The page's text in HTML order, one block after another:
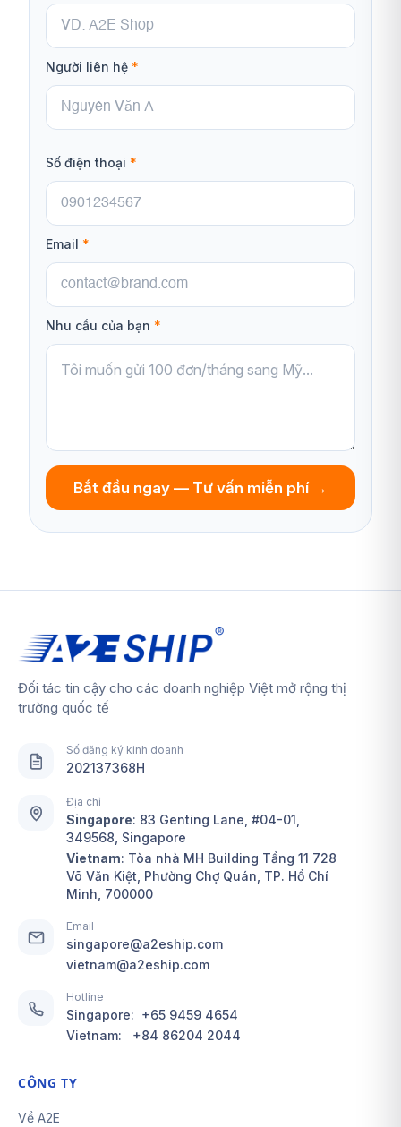
Người liên hệ *
Số điện thoại *
Email *
Nhu cầu của bạn *
Đối tác tin cậy cho các doanh nghiệp Việt mở rộng thị
trường quốc tế
Số đăng ký kinh doanh
202137368H
Địa chỉ
Singapore: 83 Genting Lane, #04-01,
349568, Singapore
Vietnam: Tòa nhà MH Building Tầng 11 728
Võ Văn Kiệt, Phường Chợ Quán, TP. Hồ Chí
Minh, 700000
Email
singapore@a2eship.com
vietnam@a2eship.com
Hotline
Singapore: +65 9459 4654
Vietnam: +84 86204 2044
CÔNG TY
Về A2E